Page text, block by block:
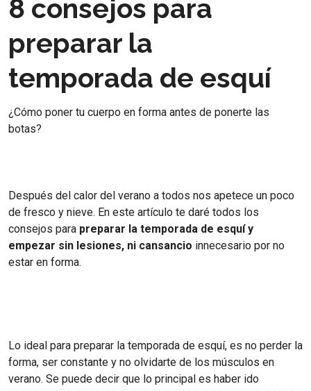
8 consejos para
preparar la
temporada de esquí
¿Cómo poner tu cuerpo en forma antes de ponerte las
botas?
Después del calor del verano a todos nos apetece un poco
de fresco y nieve. En este artículo te daré todos los
consejos para preparar la temporada de esquí y
empezar sin lesiones, ni cansancio innecesario por no
estar en forma.
Lo ideal para preparar la temporada de esquí, es no perder la
forma, ser constante y no olvidarte de los músculos en
verano. Se puede decir que lo principal es haber ido